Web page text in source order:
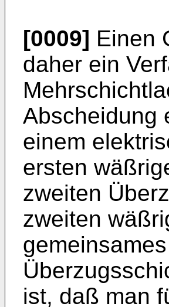
[0009] Einen
daher ein
Abscheidung
einem
ersten
zweiten
zweiten
ist, daß man